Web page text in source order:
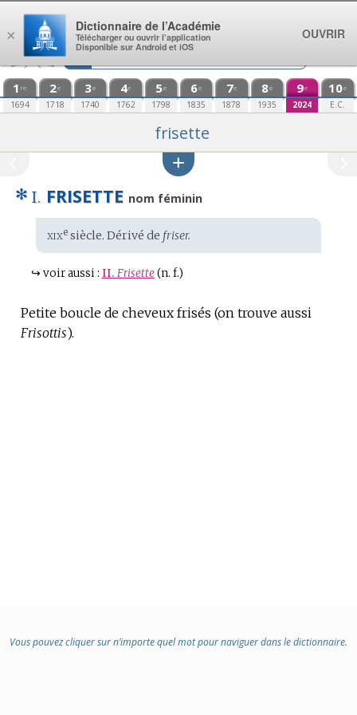
Aller au contenu
1 re
1694
2e
1718
3e
1740
4e
1762
5e
1798
6e
1835
7e
1878
8e
1935
9e
2024
10e
E.C.
frisette
✻ I. FRISETTE nom féminin
Étymologie
:
xixesiècle. Dérivé de friser.
↪ voir aussi : II. Frisette (n. f.)
Petite boucle de cheveux frisés (on trouve aussi
Frisottis).
Vous pouvez cliquer sur n’importe quel mot pour naviguer dans le dictionnaire.
×
Dictionnaire de l’Académie
Télécharger ou ouvrir l’application
Disponible sur Android et iOS
OUVRIR